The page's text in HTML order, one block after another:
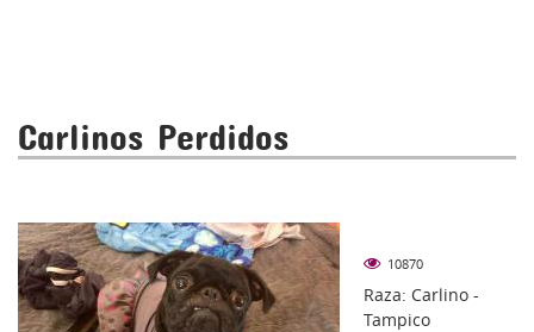
Carlinos Perdidos
10870
Raza: Carlino -
Tampico